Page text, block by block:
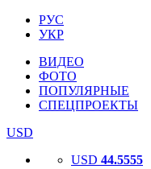
РУС
УКР
ВИДЕО
ФОТО
ПОПУЛЯРНЫЕ
СПЕЦПРОЕКТЫ
USD
USD 44.5555